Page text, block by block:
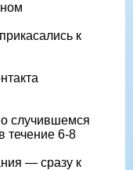
к
случившемся
течение 6-8
— сразу к